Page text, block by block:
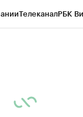
ТелеканалРБК